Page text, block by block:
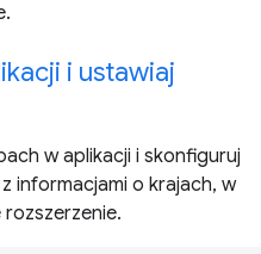
i ustawiaj
w aplikacji i skonfiguruj
informacjami o krajach, w